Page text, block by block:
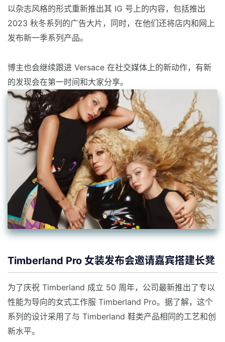
以杂志风格的形式重新推出其 IG 号上的内容，包括推出
2023 秋冬系列的广告大片，同时，在他们还将店内和网上
发布新一季系列产品。
博主也会继续跟进 Versace 在社交媒体上的新动作，有新
的发现会在第一时间和大家分享。
Timberland Pro 女装发布会邀请嘉宾搭建长凳
为了庆祝 Timberland 成立 50 周年，公司最新推出了专以
性能为导向的女式工作服 Timberland Pro。据了解，这个
系列的设计采用了与 Timberland 鞋类产品相同的工艺和创
新水平。